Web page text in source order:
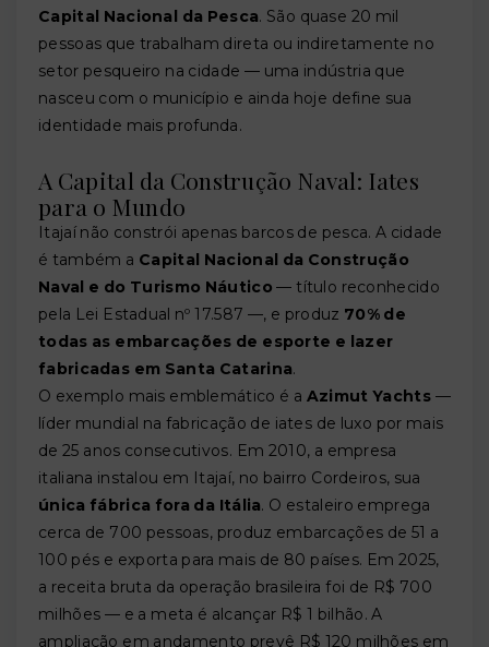
Capital Nacional da Pesca. São quase 20 mil
pessoas que trabalham direta ou indiretamente no
setor pesqueiro na cidade — uma indústria que
nasceu com o município e ainda hoje define sua
identidade mais profunda.
A Capital da Construção Naval: Iates
para o Mundo
Itajaí não constrói apenas barcos de pesca. A cidade
é também a Capital Nacional da Construção
Naval e do Turismo Náutico — título reconhecido
pela Lei Estadual nº 17.587 —, e produz 70% de
todas as embarcações de esporte e lazer
fabricadas em Santa Catarina.
O exemplo mais emblemático é a Azimut Yachts—
líder mundial na fabricação de iates de luxo por mais
de 25 anos consecutivos. Em 2010, a empresa
italiana instalou em Itajaí, no bairro Cordeiros, sua
única fábrica fora da Itália. O estaleiro emprega
cerca de 700 pessoas, produz embarcações de 51 a
100 pés e exporta para mais de 80 países. Em 2025,
a receita bruta da operação brasileira foi de R$ 700
milhões — e a meta é alcançar R$ 1 bilhão. A
ampliação em andamento prevê R$ 120 milhões em